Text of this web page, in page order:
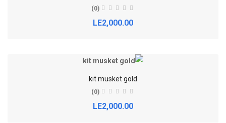
(0)
LE2,000.00
kit musket gold
(0)
LE2,000.00